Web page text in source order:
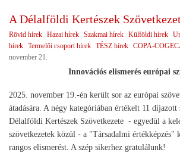
A Délalföldi Kertészek
Rövid hírek Hazai hírek Szakmai hírek Külföldi hírek
hírek Termelői csoport hírek TÉSZ hírek COPA-
november 21.
Innovációs elismerés európai
2025. november 19.-én került sor az európai
átadására. A négy kategóriában értékelt 11 díjazott
Délalföldi Kertészek Szövetkezete - egyedül a
szövetkezetek közül - a "Társadalmi értékképzés"
rangos elismerést. A szép sikerhez gratulálunk!